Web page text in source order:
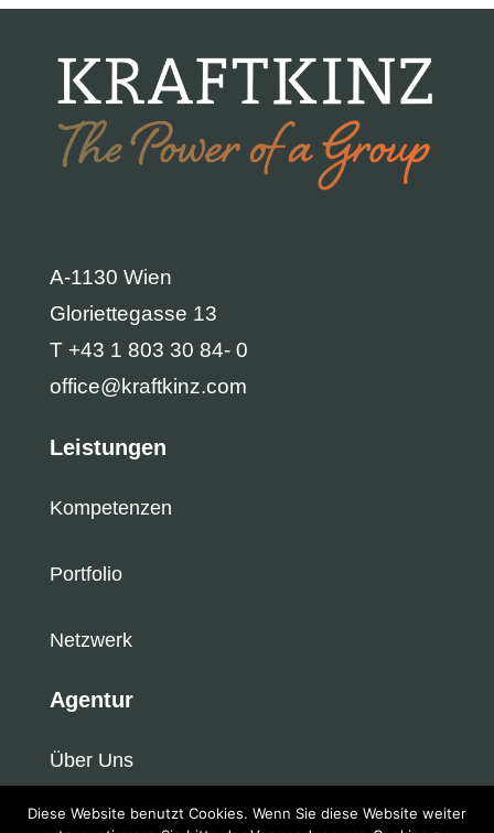
A-1130 Wien
Gloriettegasse 13
T +43 1 803 30 84- 0
office@kraftkinz.com
Leistungen
Kompetenzen
Portfolio
Netzwerk
Agentur
Über Uns
Newsroom
Diese Website benutzt Cookies. Wenn Sie diese Website weiter